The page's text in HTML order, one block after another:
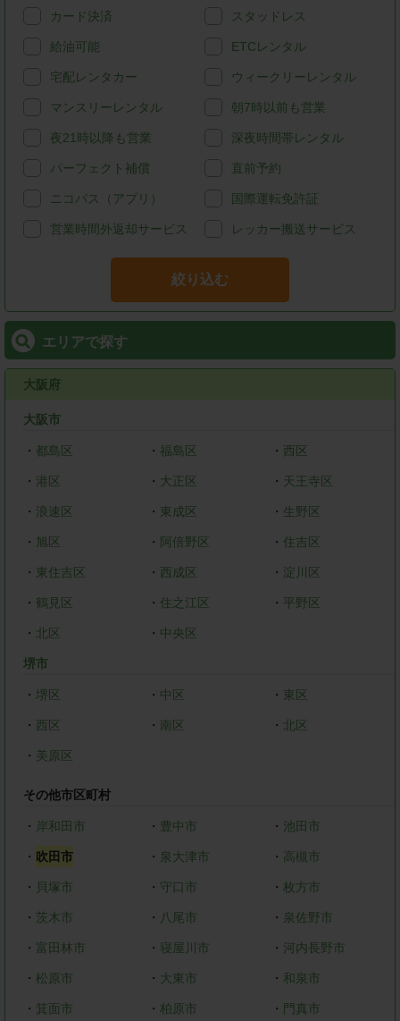
カード決済 スタッドレス
給油可能 ETCレンタル
宅配レンタカー ウィークリーレンタル
マンスリーレンタル 朝7時以前も営業
夜21時以降も営業 深夜時間帯レンタル
パーフェクト補償 直前予約
ニコパス（アプリ） 国際運転免許証
営業時間外返却サービス レッカー搬送サービス
絞り込む
エリアで探す
大阪府
大阪市
・ 都島区 ・ 福島区 ・ 西区
・ 港区 ・ 大正区 ・ 天王寺区
・ 浪速区 ・ 東成区 ・ 生野区
・ 旭区 ・ 阿倍野区 ・ 住吉区
・ 東住吉区 ・ 西成区 ・ 淀川区
・ 鶴見区 ・ 住之江区 ・平野区
・ 北区 ・ 中央区
堺市
・ 堺区 ・ 中区 ・ 東区
・ 西区 ・ 南区 ・ 北区
・ 美原区
その他市区町村
・ 岸和田市 ・ 豊中市 ・ 池田市
・ 吹田市 ・ 泉大津市 ・ 高槻市
・ 貝塚市 ・ 守口市 ・枚方市
・ 茨木市 ・ 八尾市 ・ 泉佐野市
・ 富田林市 ・ 寝屋川市 ・ 河内長野市
・ 松原市 ・ 大東市 ・ 和泉市
・ 箕面市 ・ 柏原市 ・ 門真市